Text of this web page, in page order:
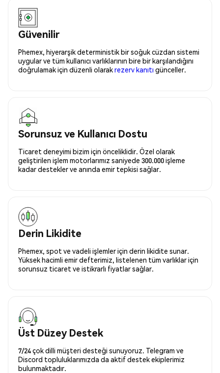
Güvenilir
Phemex, hiyerarşik deterministik bir soğuk cüzdan sistemi
uygular ve tüm kullanıcı varlıklarının bire bir karşılandığını
doğrulamak için düzenli olarakrezerv kanıtı günceller.
Sorunsuz ve Kullanıcı Dostu
Ticaret deneyimi bizim için önceliklidir. Özel olarak
geliştirilen işlem motorlarımız saniyede 300.000 işleme
kadar destekler ve anında emir tepkisi sağlar.
Derin Likidite
Phemex, spot ve vadeli işlemler için derin likidite sunar.
Yüksek hacimli emir defterimiz, listelenen tüm varlıklar için
sorunsuz ticaret ve istikrarlı fiyatlar sağlar.
Üst Düzey Destek
7/24 çok dilli müşteri desteği sunuyoruz. Telegram ve
Discord topluluklarımızda da aktif destek ekiplerimiz
bulunmaktadır.